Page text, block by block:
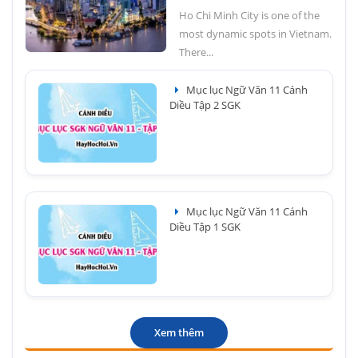
Ho Chi Minh City is one of the
most dynamic spots in Vietnam.
There...
Mục lục Ngữ Văn 11 Cánh
Diều Tập 2 SGK
Mục lục Ngữ Văn 11 Cánh
Diều Tập 1 SGK
Xem thêm